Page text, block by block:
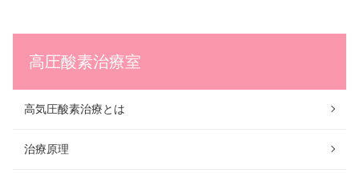
高圧酸素治療室
高気圧酸素治療とは
治療原理